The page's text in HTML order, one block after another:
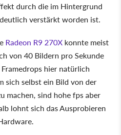
durch die im Hintergrund
verstärkt worden ist.
Radeon R9 270X konnte meist
von 40 Bildern pro Sekunde
hier natürlich
sich selbst ein Bild von der
machen, sind hohe fps aber
lohnt sich das Ausprobieren